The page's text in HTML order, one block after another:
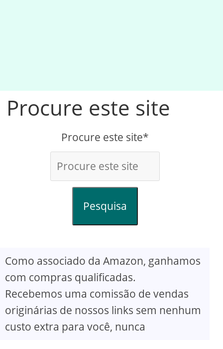
Procure este site
Procure este site*
Pesquisa
Como associado da Amazon, ganhamos
com compras qualificadas.
Recebemos uma comissão de vendas
originárias de nossos links sem nenhum
custo extra para você, nunca